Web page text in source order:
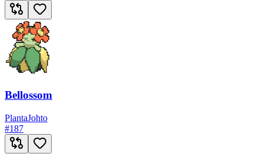
Bellossom
PlantaJohto
#187